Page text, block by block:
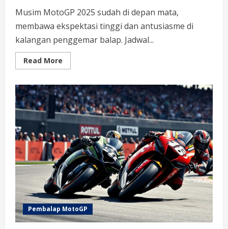
Musim MotoGP 2025 sudah di depan mata,
membawa ekspektasi tinggi dan antusiasme di
kalangan penggemar balap. Jadwal...
Read More
more
Balapan
Dan
Pembalap
MotoGP
Musim
2025:
Panduan
Lengkap
untuk
Penggemar
Pembalap MotoGP